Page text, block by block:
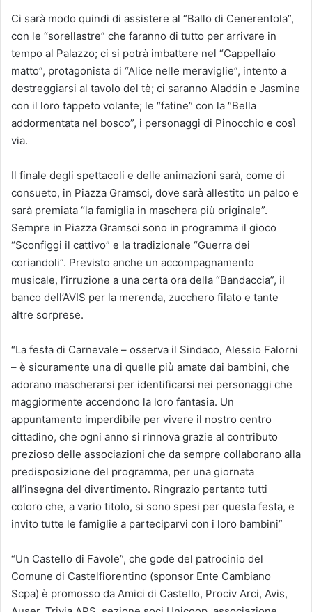
Ci sarà modo quindi di assistere al “Ballo di Cenerentola”,
con le “sorellastre” che faranno di tutto per arrivare in
tempo al Palazzo; ci si potrà imbattere nel “Cappellaio
matto”, protagonista di “Alice nelle meraviglie”, intento a
destreggiarsi al tavolo del tè; ci saranno Aladdin e Jasmine
con il loro tappeto volante; le “fatine” con la “Bella
addormentata nel bosco”, i personaggi di Pinocchio e così
via.
Il finale degli spettacoli e delle animazioni sarà, come di
consueto, in Piazza Gramsci, dove sarà allestito un palco e
sarà premiata “la famiglia in maschera più originale”.
Sempre in Piazza Gramsci sono in programma il gioco
“Sconfiggi il cattivo” e la tradizionale “Guerra dei
coriandoli”. Previsto anche un accompagnamento
musicale, l’irruzione a una certa ora della “Bandaccia”, il
banco dell’AVIS per la merenda, zucchero filato e tante
altre sorprese.
“La festa di Carnevale – osserva il Sindaco, Alessio Falorni
– è sicuramente una di quelle più amate dai bambini, che
adorano mascherarsi per identificarsi nei personaggi che
maggiormente accendono la loro fantasia. Un
appuntamento imperdibile per vivere il nostro centro
cittadino, che ogni anno si rinnova grazie al contributo
prezioso delle associazioni che da sempre collaborano alla
predisposizione del programma, per una giornata
all’insegna del divertimento. Ringrazio pertanto tutti
coloro che, a vario titolo, si sono spesi per questa festa, e
invito tutte le famiglie a parteciparvi con i loro bambini”
“Un Castello di Favole”, che gode del patrocinio del
Comune di Castelfiorentino (sponsor Ente Cambiano
Scpa) è promosso da Amici di Castello, Prociv Arci, Avis,